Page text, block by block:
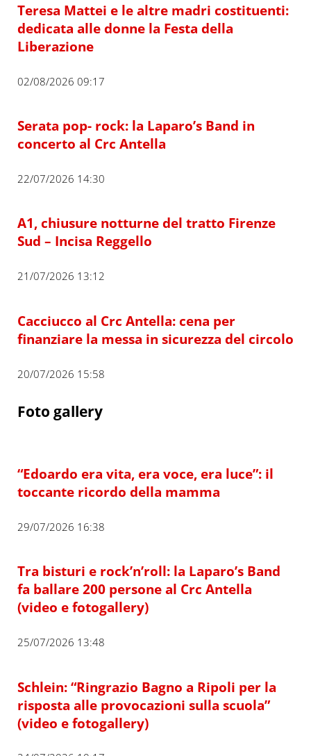
Teresa Mattei e le altre madri costituenti:
dedicata alle donne la Festa della
Liberazione
02/08/2026 09:17
Serata pop- rock: la Laparo’s Band in
concerto al Crc Antella
22/07/2026 14:30
A1, chiusure notturne del tratto Firenze
Sud – Incisa Reggello
21/07/2026 13:12
Cacciucco al Crc Antella: cena per
finanziare la messa in sicurezza del circolo
20/07/2026 15:58
Foto gallery
“Edoardo era vita, era voce, era luce”: il
toccante ricordo della mamma
29/07/2026 16:38
Tra bisturi e rock’n’roll: la Laparo’s Band
fa ballare 200 persone al Crc Antella
(video e fotogallery)
25/07/2026 13:48
Schlein: “Ringrazio Bagno a Ripoli per la
risposta alle provocazioni sulla scuola”
(video e fotogallery)